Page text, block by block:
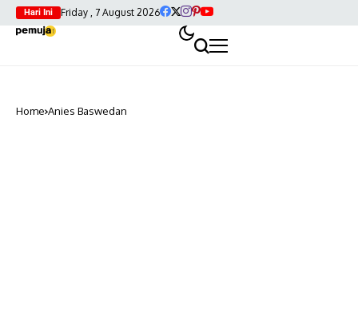
Hari Ini Friday , 7 August 2026
Home Anies Baswedan